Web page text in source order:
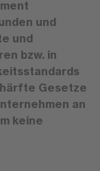
und
und
bzw. in
Gesetze
an
keine